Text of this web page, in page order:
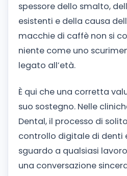
spessore dello smalto,
esistenti e della causa
macchie di caffè non si
niente come uno
legato all’età.
È qui che una corretta
suo sostegno. Nelle
Dental, il processo di
controllo digitale di denti
sguardo a qualsiasi
una conversazione